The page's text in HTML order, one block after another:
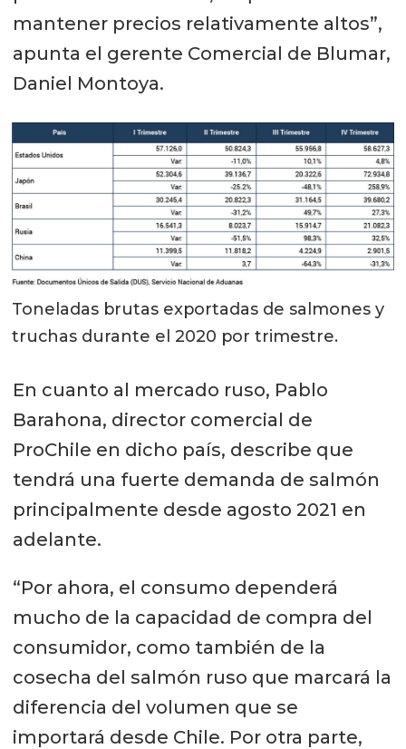
mantener precios relativamente altos”,
apunta el gerente Comercial de Blumar,
Daniel Montoya.
Toneladas brutas exportadas de salmones y
truchas durante el 2020 por trimestre.
En cuanto al mercado ruso, Pablo
Barahona, director comercial de
ProChile en dicho país, describe que
tendrá una fuerte demanda de salmón
principalmente desde agosto 2021 en
adelante.
“Por ahora, el consumo dependerá
mucho de la capacidad de compra del
consumidor, como también de la
cosecha del salmón ruso que marcará la
diferencia del volumen que se
importará desde Chile. Por otra parte,